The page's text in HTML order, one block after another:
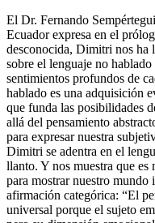
El Dr. Fernando
Ecuador expresa en el
desconocida, Dimitri nos ha
sobre el lenguaje no
sentimientos profundos de
hablado es una adquisición
que funda las posibilidades
allá del pensamiento
para expresar nuestra
Dimitri se adentra en el
llanto. Y nos muestra que es
para mostrar nuestro
afirmación categórica: “El
universal porque el sujeto